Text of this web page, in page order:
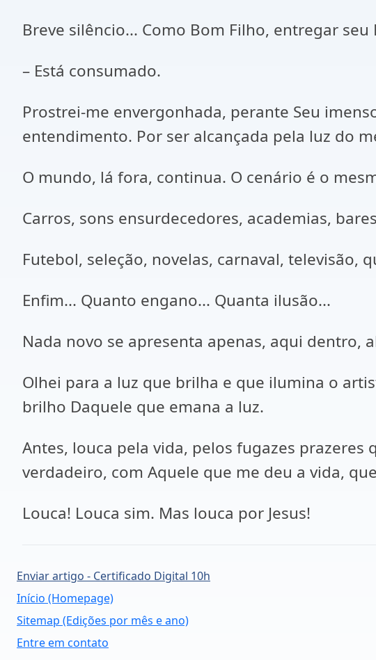
Breve silêncio... Como Bom Filho, entregar
– Está consumado.
Prostrei-me envergonhada, perante Seu
entendimento. Por ser alcançada pela luz do
O mundo, lá fora, continua. O cenário é o
Carros, sons ensurdecedores, academias,
Futebol, seleção, novelas, carnaval, televisão,
Enfim... Quanto engano... Quanta ilusão...
Nada novo se apresenta apenas, aqui dentro,
Olhei para a luz que brilha e que ilumina o
brilho Daquele que emana a luz.
Antes, louca pela vida, pelos fugazes
verdadeiro, com Aquele que me deu a vida,
Louca! Louca sim. Mas louca por Jesus!
Enviar artigo - Certificado Digital 10h
Início (Homepage)
Sitemap (Edições por mês e ano)
Entre em contato